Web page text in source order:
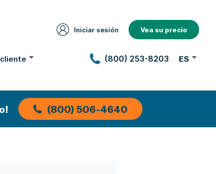
Iniciar sesión Vea su precio
(800) 253-8203 ES
(800) 506-4640